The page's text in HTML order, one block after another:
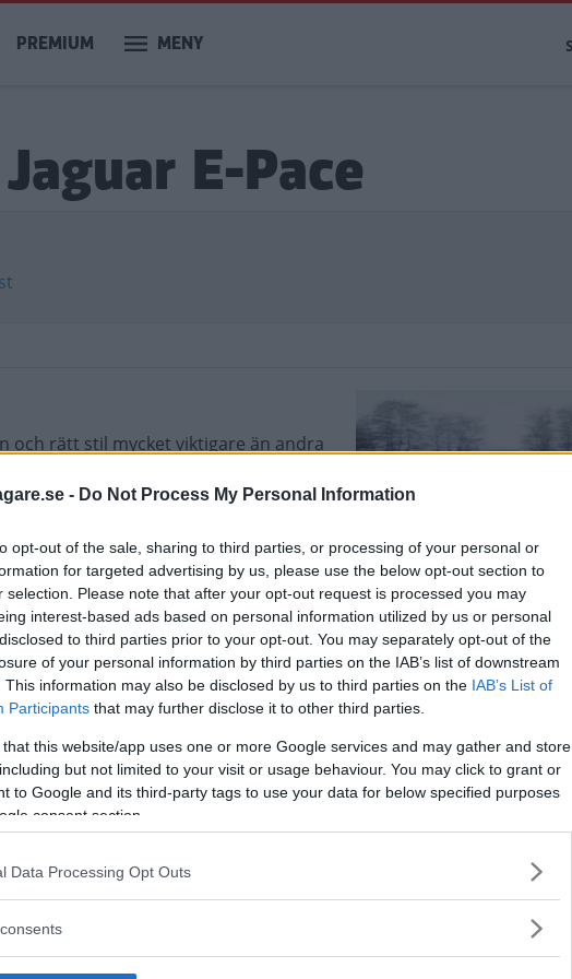
- Do Not Process My Personal Information
opt-out of the sale, sharing to third parties, or processing of your personal or
for targeted advertising by us, please use the below opt-out section to
selection. Please note that after your opt-out request is processed you may
interest-based ads based on personal information utilized by us or personal
to third parties prior to your opt-out. You may separately opt-out of the
of your personal information by third parties on the IAB’s list of downstream
This information may also be disclosed by us to third parties on the IAB’s List of
Participants that may further disclose it to other third parties.
that this website/app uses one or more Google services and may gather and store
but not limited to your visit or usage behaviour. You may click to grant or
to Google and its third-party tags to use your data for below specified purposes
consent section.
Data Processing Opt Outs
PREMIUM MENY
E-Pace
och rätt stil mycket viktigare än andra
två små suvar som kan få riktigt stor
att bli ny favorit” Så står sig nya Toyota RAV4